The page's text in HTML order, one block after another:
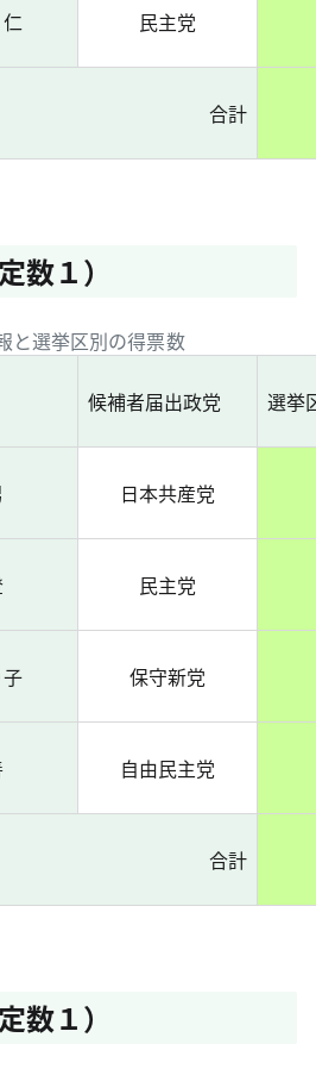
民主党
合計
数１）
選挙区別の得票数
候補者届出政党 選挙
日本共産党
民主党
保守新党
自由民主党
合計
数１）